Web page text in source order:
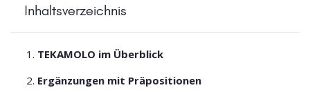
Inhaltsverzeichnis
TEKAMOLO im Überblick
Ergänzungen mit Präpositionen